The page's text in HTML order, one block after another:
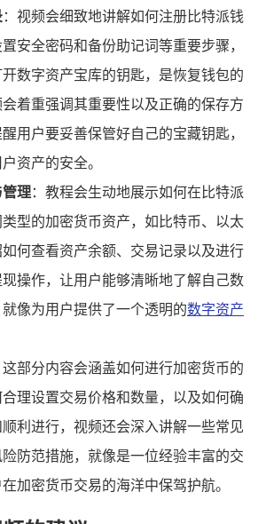
：视频会细致地讲解如何注册比特派钱
安全密码和备份助记词等重要步骤，
数字资产宝库的钥匙，是恢复钱包的
着重强调其重要性以及正确的保存方
用户要妥善保管好自己的宝藏钥匙，
资产的安全。
理：教程会生动地展示如何在比特派
型的加密货币资产，如比特币、以太
何查看资产余额、交易记录以及进行
操作，让用户能够清晰地了解自己数
像为用户提供了一个透明的数字资产
这部分内容会涵盖如何进行加密货币的
理设置交易价格和数量，以及如何确
利进行，视频还会深入讲解一些常见
防范措施，就像是一位经验丰富的交
加密货币交易的海洋中保驾护航。